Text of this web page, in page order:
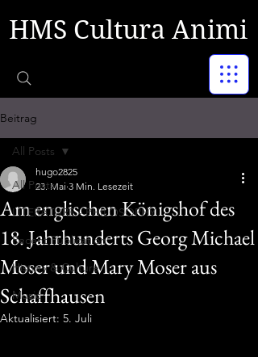
HMS Cultura Animi
Beitrag
All Posts
LITERATURE - PHILOSOPHY
Recent Publication
History & Culture
Music
All Posts
Am englischen Königshof des
18. Jahrhunderts Georg Michael
Moser und Mary Moser aus
Schaffhausen
hugo2825
23. Mai 3 Min. Lesezeit
Aktualisiert: 5. Juli